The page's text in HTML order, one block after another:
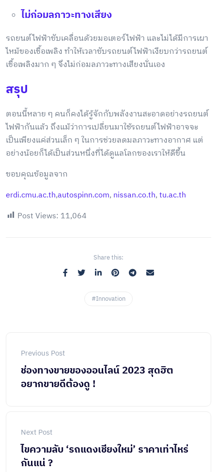
ไม่ก่อมลภาวะทางเสียง
รถยนต์ไฟฟ้าขับเคลื่อนด้วยมอเตอร์ไฟฟ้า และไม่ได้มีการเผา
ไหม้ของเชื้อเพลิง ทำให้เวลาขับรถยนต์ไฟฟ้าเงียบกว่ารถยนต์
เชื้อเพลิงมาก ๆ จึงไม่ก่อมลภาวะทางเสียงนั่นเอง
สรุป
ตอนนี้หลาย ๆ คนก็คงได้รู้จักกับพลังงานสะอาดอย่างรถยนต์
ไฟฟ้ากันแล้ว ถึงแม้ว่าการเปลี่ยนมาใช้รถยนต์ไฟฟ้าอาจจะ
เป็นเพียงแค่ส่วนเล็ก ๆ ในการช่วยลดมลภาวะทางอากาศ แต่
อย่างน้อยก็ได้เป็นส่วนหนึ่งที่ได้ดูแลโลกของเราให้ดีขึ้น
ขอบคุณข้อมูลจาก
erdi.cmu.ac.th,autospinn.com, nissan.co.th,tu.ac.th
Post Views: 11,064
Share this:
#Innovation
Previous Post
ช่องทางขายของออนไลน์ 2023 สุดฮิต
อยากขายดีต้องดู !
Next Post
ไขความลับ ‘รถแดงเชียงใหม่’ ราคาเท่าไหร่
กันแน่ ?